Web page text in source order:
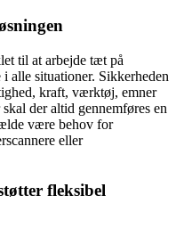
til at arbejde tæt på
alle situationer. Sikkerheden
kraft, værktøj, emner
der altid gennemføres en
være behov for
eller
fleksibel